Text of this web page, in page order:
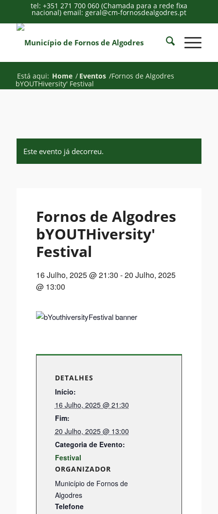
tel: +351 271 700 060 (Chamada para a rede fixa
nacional) email: geral@cm-fornosdealgodres.pt
Está aqui: Home / Eventos /Fornos de Algodres
bYOUTHiversity' Festival
Este evento já decorreu.
Fornos de Algodres
bYOUTHiversity'
Festival
16 Julho, 2025 @ 21:30 -20 Julho, 2025
@ 13:00
DETALHES
Início:
16 Julho, 2025 @ 21:30
Fim:
20 Julho, 2025 @ 13:00
Categoria de Evento:
Festival
ORGANIZADOR
Município de Fornos de
Algodres
Telefone